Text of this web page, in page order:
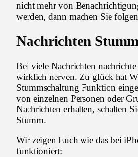
nicht mehr von
werden, dann machen Sie
Nachrichten
Bei viele Nachrichten nachrichte
wirklich nerven. Zu glück hat
Stummschaltung Funktion
von einzelnen Personen oder
Nachrichten erhalten, schalten
Stumm.
Wir zeigen Euch wie das bei
funktioniert: